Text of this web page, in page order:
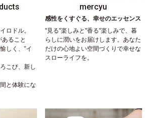
ロドル。
あること
しく、”イ
こび、新し
と体験にな
mercyu
感性をくすぐる、幸せのエッセンス
"見る"楽しみと"香る"楽しみで、暮
らしに潤いをお届けします。あなた
だけの心地よい空間づくりで幸せな
スローライフを。